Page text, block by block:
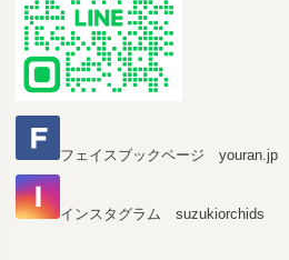
フェイスブックページ youran.jp
インスタグラム suzukiorchids